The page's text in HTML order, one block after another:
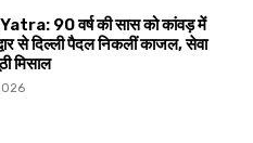
90 वर्ष की सास को कांवड़ में
से दिल्ली पैदल निकलीं काजल, सेवा
मिसाल